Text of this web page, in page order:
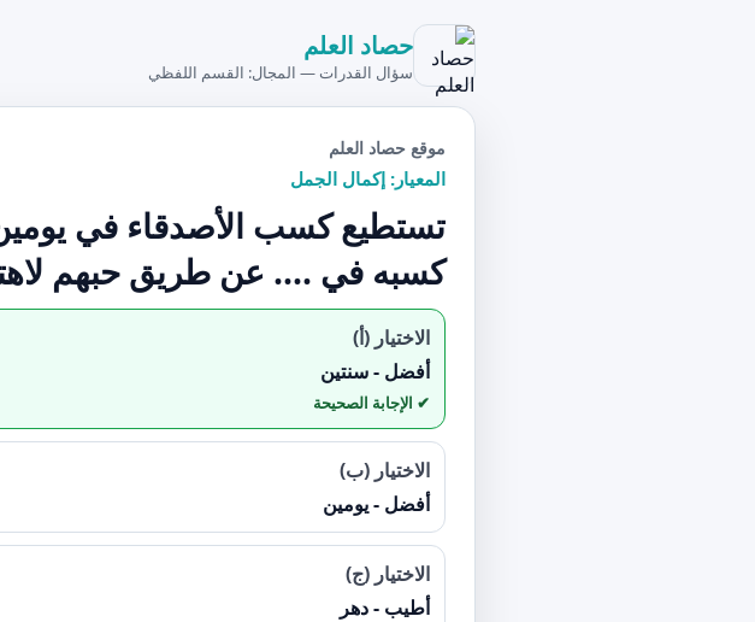
حصاد العلم
سؤال القدرات — المجال: القسم اللفظي
موقع حصاد العلم
المعيار: إكمال الجمل
تستطيع كسب الأصدقاء في
كسبه في .... عن طريق حبهم
الاختيار (أ)
أفضل - سنتين
الاختيار (ب)
أفضل - يومين
الاختيار (ج)
أطيب - دهر